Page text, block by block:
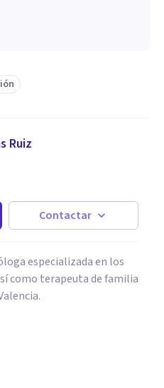
Ruiz
Contactar
especializada en los
como terapeuta de familia